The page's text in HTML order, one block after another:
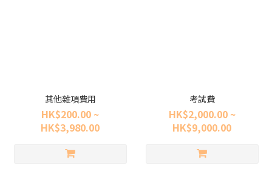
其他雜項費用
HK$200.00 ~
HK$3,980.00
考試費
HK$2,000.00 ~
HK$9,000.00